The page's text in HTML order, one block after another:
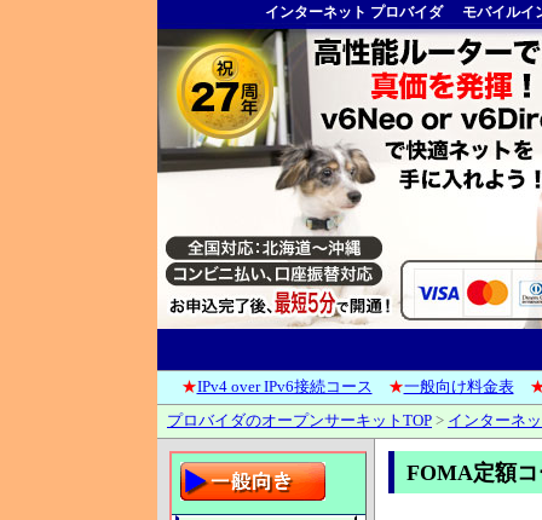
インターネット プロバイダ モバイルイ
★IPv4 over IPv6接続コース ★一般向け料金表
プロバイダのオープンサーキットTOP > インターネ
FOMA定額